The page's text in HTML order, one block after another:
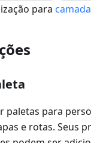
para
paletas para
e rotas. Seus